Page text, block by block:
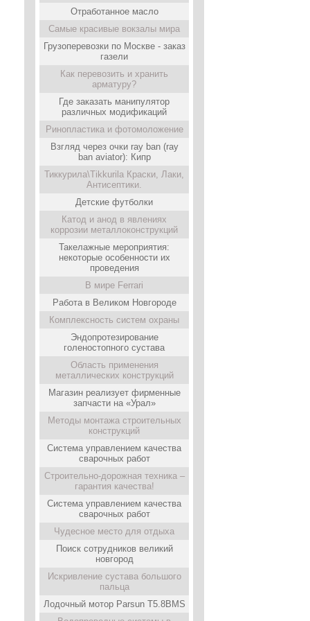
Отработанное масло
Самые красивые вокзалы мира
Грузоперевозки по Москве - заказ
газели
Как перевозить и хранить
арматуру?
Где заказать манипулятор
различных модификаций
Ринопластика и фотомоложение
Взгляд через очки ray ban (ray
ban aviator): Кипр
Тиккурила\Tikkurila Краски, Лаки,
Антисептики.
Детские футболки
Катод и анод в явлениях
коррозии металлоконструкций
Такелажные мероприятия:
некоторые особенности их
проведения
В мире Ferrari
Работа в Великом Новгороде
Комплексность систем охраны
Эндопротезирование
голеностопного сустава
Область применения
металлических конструкций
Магазин реализует фирменные
запчасти на «Урал»
Методы монтажа строительных
конструкций
Система управлением качества
сварочных работ
Строительно-дорожная техника –
гарантия качества!
Система управлением качества
сварочных работ
Чудесное место для отдыха
Поиск сотрудников великий
новгород
Искривление сустава большого
пальца
Лодочный мотор Parsun T5.8BMS